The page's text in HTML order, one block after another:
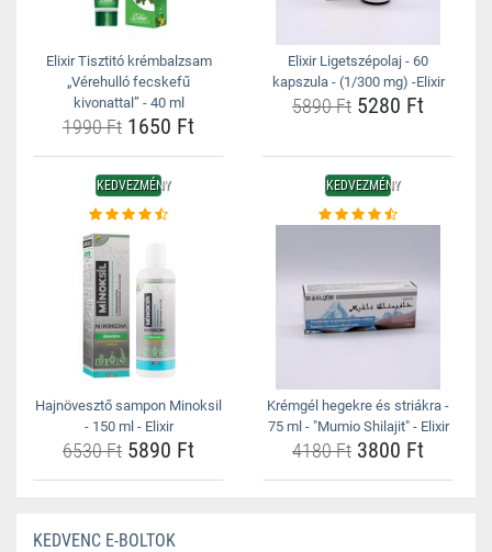
Elixir Tisztitó krémbalzsam
„Vérehulló fecskefű
kivonattal” - 40 ml
1990 Ft 1650 Ft
Elixir Ligetszépolaj - 60
kapszula - (1/300 mg) -Elixir
5890 Ft 5280 Ft
KEDVEZMÉNY
Hajnövesztő sampon Minoksil
- 150 ml - Elixir
6530 Ft 5890 Ft
KEDVEZMÉNY
Krémgél hegekre és striákra -
75 ml - "Mumio Shilajit" - Elixir
4180 Ft 3800 Ft
KEDVENC E-BOLTOK